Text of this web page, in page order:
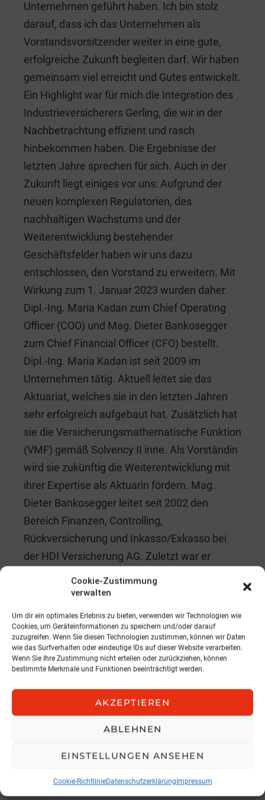
Cookie-Zustimmung
verwalten
Um dir ein optimales Erlebnis zu bieten, verwenden wir Technologien wie
Cookies, um Geräteinformationen zu speichern und/oder darauf
zuzugreifen. Wenn Sie diesen Technologien zustimmen, können wir Daten
wie das Surfverhalten oder eindeutige IDs auf dieser Website verarbeiten.
Wenn Sie Ihre Zustimmung nicht erteilen oder zurückziehen, können
bestimmte Merkmale und Funktionen beeinträchtigt werden.
AKZEPTIEREN
ABLEHNEN
EINSTELLUNGEN ANSEHEN
Cookie-RichtlinieDatenschutzerklärungImpressum
Unternehmen geführt haben. Ich bin stolz
darauf, dass ich das Unternehmen als
Vorstandsvorsitzender weiter in eine gute,
erfolgreiche Zukunft begleiten darf. Wir haben
gemeinsam viel erreicht und Gutes entwickelt.
Ein Highlight war für mich die Integration des
Industrieversicherers Gerling, die wir in der
Nachbetrachtung effizient und rasch
hinbekommen haben. Die Ergebnisse der
letzten Jahre sprechen für sich. Auch in der
Zukunft liegt einiges vor uns: Aufgrund der
neuen komplexen Regulatorien, des
nachhaltigen Wachstums und der
Weiterentwicklung bestehender
Geschäftsfelder haben wir uns dazu
entschlossen, den Vorstand zu erweitern. Mit
Wirkung zum 1. Januar 2023 wurden daher
Dipl.-Ing. Maria Kadan zum Chief Operating
Officer (COO) und Mag. Dieter Bankosegger
zum Chief Financial Officer (CFO) bestellt.
Dipl.-Ing. Maria Kadan ist seit 2009 im
Unternehmen tätig. Aktuell leitet sie das
Aktuariat, welches sie in den letzten Jahren
sehr erfolgreich aufgebaut hat. Zusätzlich hat
sie die Versicherungsmathematische Funktion
(VMF) gemäß Solvency II inne. Als Vorständin
wird sie zukünftig die Weiterentwicklung mit
ihrer Expertise als Aktuarin fördern. Mag.
Dieter Bankosegger leitet seit 2002 den
Bereich Finanzen, Controlling,
Rückversicherung und Inkasso/Exkasso bei
der HDI Versicherung AG. Zuletzt war er
des Projekts „Rechnungslegungsstandards
als Chief Information Officer (CIO) kann er
künftig seine Kompetenz bei der
Intensivierung der Kernthemen Digitalisierung
überzeugt, dass wir damit für die nächsten
Jahre gut aufgestellt sind.
Ausgabe von risControl.